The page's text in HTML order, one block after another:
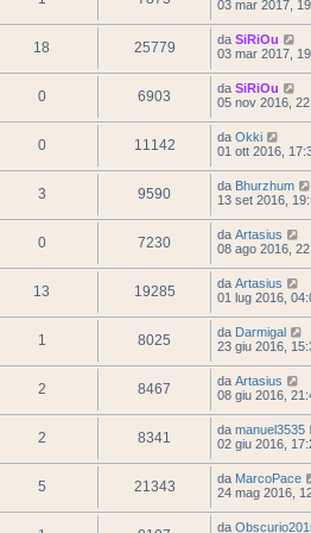
03 mar 2017,
18 25779 da SiRiOu
03 mar 2017,
0 6903 da SiRiOu
05 nov 2016,
0 11142 da Okki
01 ott 2016,
3 9590 da Bhurzhum
13 set 2016,
0 7230 da Artasius
08 ago 2016,
13 19285 da Artasius
01 lug 2016,
1 8025 da Darmigal
23 giu 2016,
2 8467 da Artasius
08 giu 2016,
2 8341 da manuel3535
02 giu 2016,
5 21343 da MarcoPace
24 mag 2016,
da